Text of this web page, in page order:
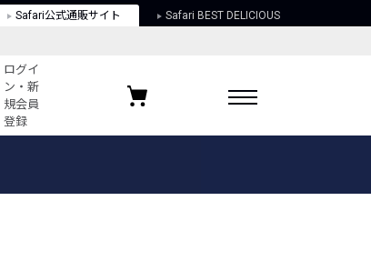
Safari公式通販サイト Safari BEST DELICIOUS
ログイ
ン・新
規会員
登録
お気に入りブランド